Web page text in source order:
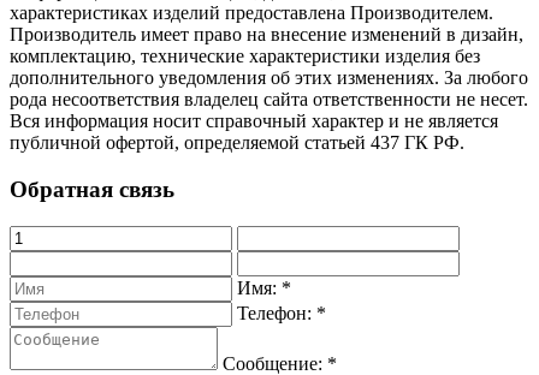
характеристиках изделий предоставлена Производителем.
Производитель имеет право на внесение изменений в дизайн,
комплектацию, технические характеристики изделия без
дополнительного уведомления об этих изменениях. За любого
рода несоответствия владелец сайта ответственности не несет.
Вся информация носит справочный характер и не является
публичной офертой, определяемой статьей 437 ГК РФ.
Обратная связь
Имя: *
Телефон: *
Сообщение: *